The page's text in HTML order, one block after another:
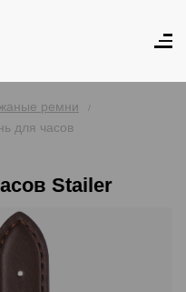
ремни
для часов
Stailer